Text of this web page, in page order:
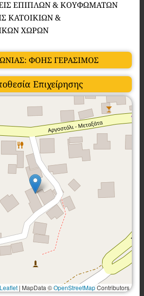
ΕΠΙΠΛΩΝ & ΚΟΥΦΩΜΑΤΩΝ
ΚΑΤΟΙΚΙΩΝ &
ΧΩΡΩΝ
ΦΟΗΣ ΓΕΡΑΣΙΜΟΣ
Επιχείρησης
Leaflet | MapData ©OpenStreetMapContributors